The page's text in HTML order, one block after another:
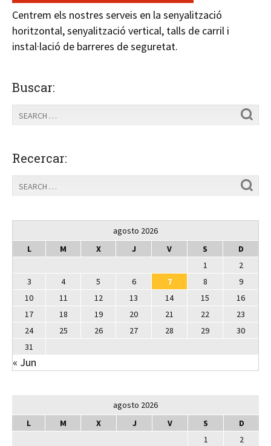
Centrem els nostres serveis en la senyalització
horitzontal, senyalització vertical, talls de carril i
instal·lació de barreres de seguretat.
Buscar:
Recercar:
agosto 2026
L
M X J V S
D
1
2
3
4 5 6 7 8
9
10
11 12 13 14 15
16
17
18 19 20 21 22
23
24
25 26 27 28 29
30
31
« Jun
agosto 2026
L
M X J V S
D
1
2